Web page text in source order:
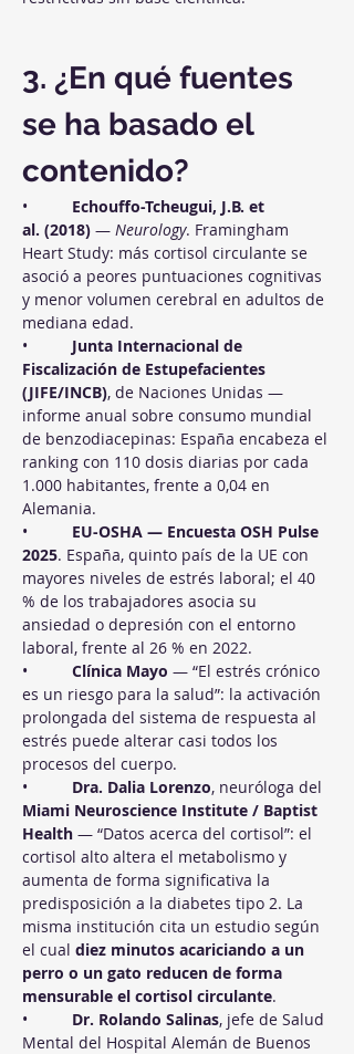
3. ¿En qué fuentes
se ha basado el
contenido?
• Echouffo-Tcheugui, J.B. et
al. (2018) — Neurology. Framingham
Heart Study: más cortisol circulante se
asoció a peores puntuaciones cognitivas
y menor volumen cerebral en adultos de
mediana edad.
• Junta Internacional de
Fiscalización de Estupefacientes
(JIFE/INCB), de Naciones Unidas —
informe anual sobre consumo mundial
de benzodiacepinas: España encabeza el
ranking con 110 dosis diarias por cada
1.000 habitantes, frente a 0,04 en
Alemania.
• EU-OSHA — Encuesta OSH Pulse
2025. España, quinto país de la UE con
mayores niveles de estrés laboral; el 40
% de los trabajadores asocia su
ansiedad o depresión con el entorno
laboral, frente al 26 % en 2022.
• Clínica Mayo — “El estrés crónico
es un riesgo para la salud”: la activación
prolongada del sistema de respuesta al
estrés puede alterar casi todos los
procesos del cuerpo.
• Dra. Dalia Lorenzo, neuróloga del
Miami Neuroscience Institute / Baptist
Health — “Datos acerca del cortisol”: el
cortisol alto altera el metabolismo y
aumenta de forma significativa la
predisposición a la diabetes tipo 2. La
misma institución cita un estudio según
el cual diez minutos acariciando a un
perro o un gato reducen de forma
mensurable el cortisol circulante.
• Dr. Rolando Salinas, jefe de Salud
Mental del Hospital Alemán de Buenos